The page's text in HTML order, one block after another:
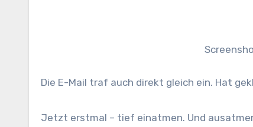
Die E-Mail traf auch direkt gleich ein. Hat
Jetzt erstmal – tief einatmen. Und